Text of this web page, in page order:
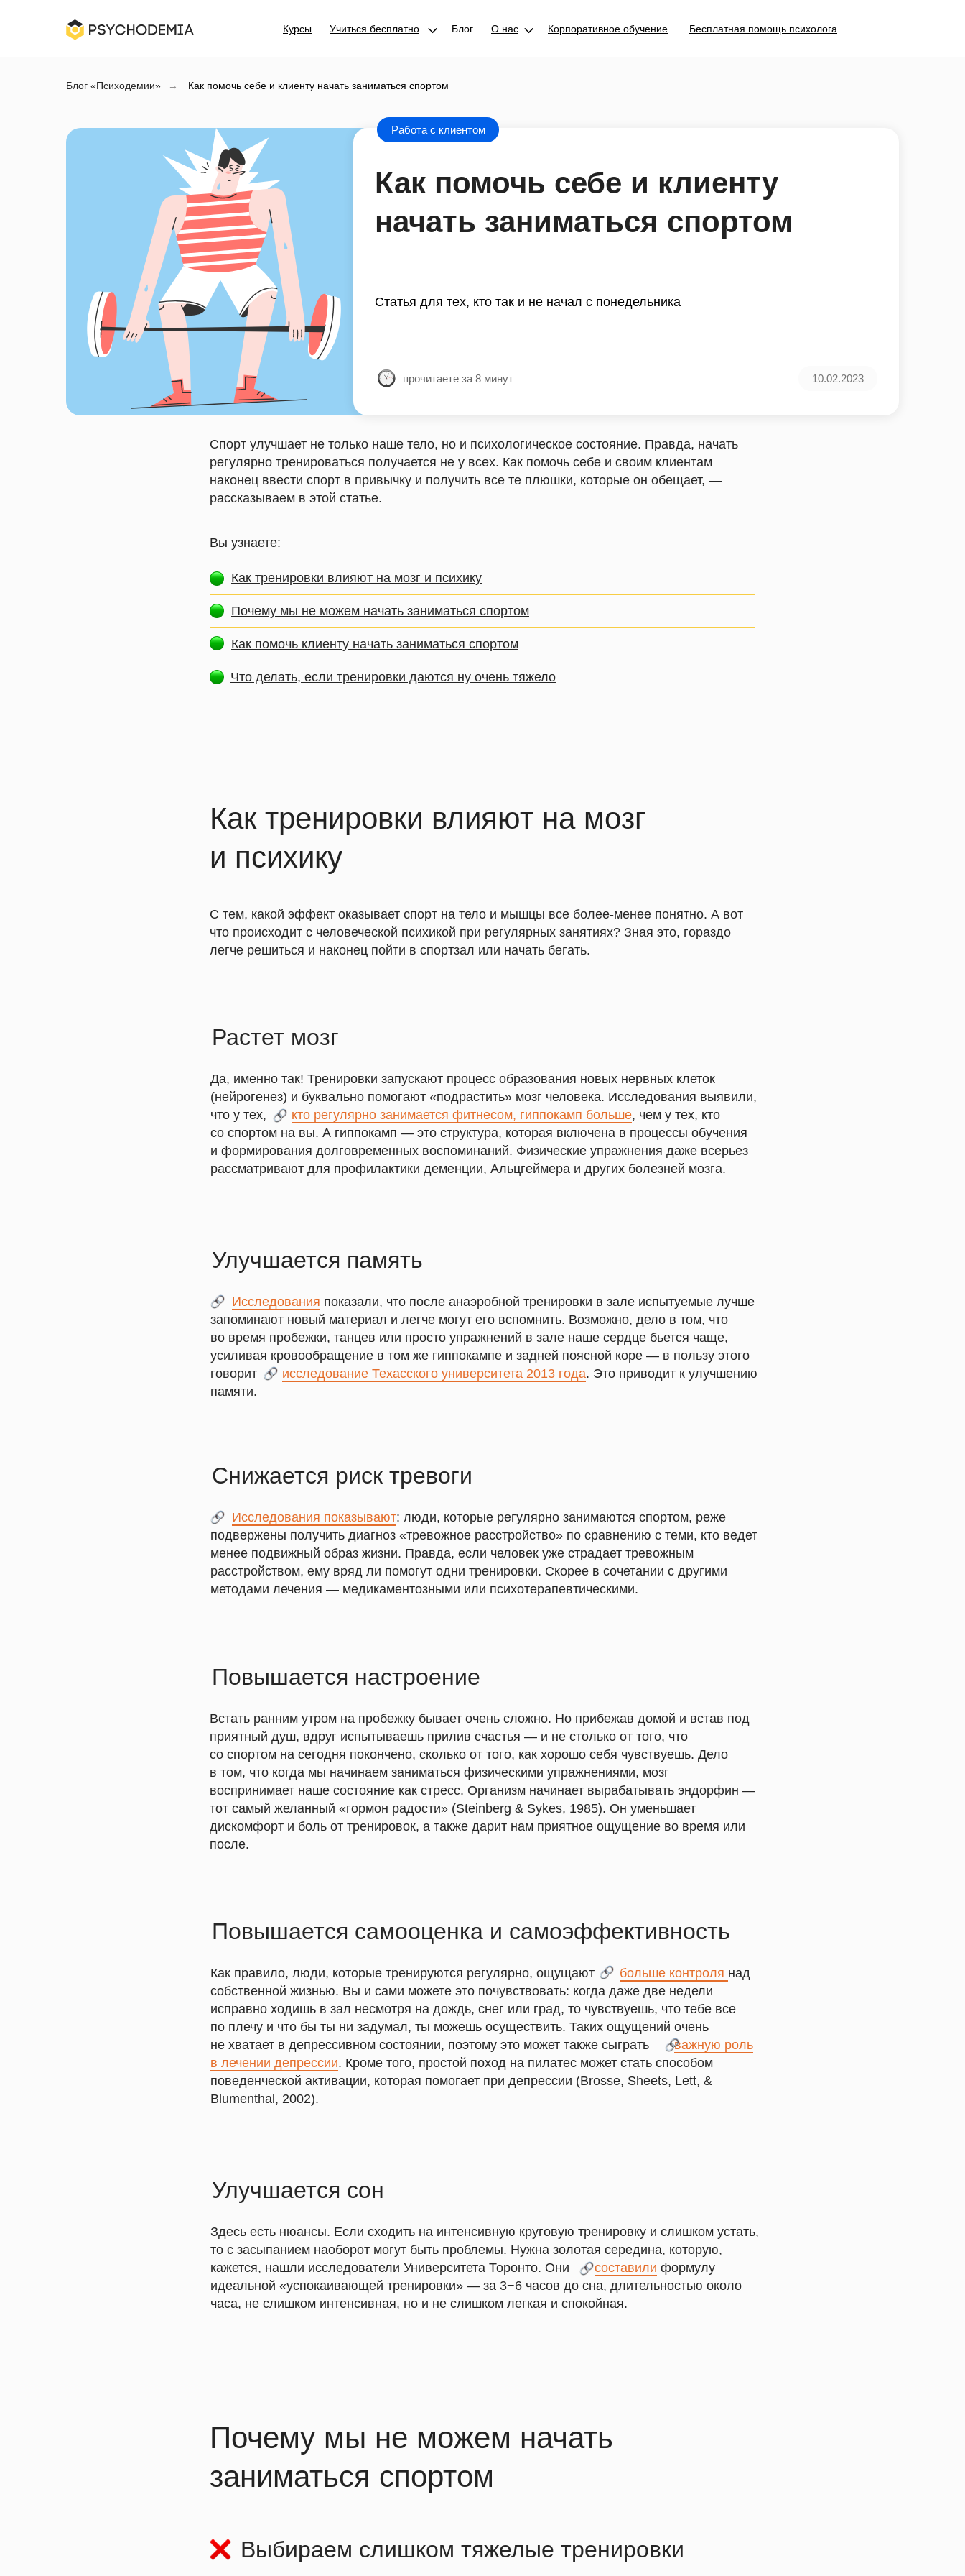
О нас
Курсы Учиться бесплатно Бесплатная помощь психолога
Блог Корпоративное обучение
Блог «Психодемии» → Как помочь себе и клиенту начать заниматься спортом
прочитаете за 8 минут
Как помочь себе и клиенту
начать заниматься спортом
10.02.2023
Статья для тех, кто так и не начал с понедельника
Работа с клиентом
Спорт улучшает не только наше тело, но и психологическое состояние. Правда, начать
регулярно тренироваться получается не у всех. Как помочь себе и своим клиентам
наконец ввести спорт в привычку и получить все те плюшки, которые он обещает, —
рассказываем в этой статье.
Как помочь клиенту начать заниматься спортом
Как тренировки влияют на мозг и психику
Вы узнаете:
Почему мы не можем начать заниматься спортом
Что делать, если тренировки даются ну очень тяжело
Как тренировки влияют на мозг
и психику
С тем, какой эффект оказывает спорт на тело и мышцы все более-менее понятно. А вот
что происходит с человеческой психикой при регулярных занятиях? Зная это, гораздо
легче решиться и наконец пойти в спортзал или начать бегать.
Растет мозг
Да, именно так! Тренировки запускают процесс образования новых нервных клеток
(нейрогенез) и буквально помогают «подрастить» мозг человека. Исследования выявили,
что у тех, ___ кто регулярно занимается фитнесом, гиппокамп больше, чем у тех, кто
со спортом на вы. А гиппокамп — это структура, которая включена в процессы обучения
и формирования долговременных воспоминаний. Физические упражнения даже всерьез
рассматривают для профилактики деменции, Альцгеймера и других болезней мозга.
Улучшается память
___ Исследования показали, что после анаэробной тренировки в зале испытуемые лучше
запоминают новый материал и легче могут его вспомнить. Возможно, дело в том, что
во время пробежки, танцев или просто упражнений в зале наше сердце бьется чаще,
усиливая кровообращение в том же гиппокампе и задней поясной коре — в пользу этого
говорит ___ исследование Техасского университета 2013 года. Это приводит к улучшению
памяти.
Снижается риск тревоги
___ Исследования показывают: люди, которые регулярно занимаются спортом, реже
подвержены получить диагноз «тревожное расстройство» по сравнению с теми, кто ведет
менее подвижный образ жизни. Правда, если человек уже страдает тревожным
расстройством, ему вряд ли помогут одни тренировки. Скорее в сочетании с другими
методами лечения — медикаментозными или психотерапевтическими.
Повышается настроение
Встать ранним утром на пробежку бывает очень сложно. Но прибежав домой и встав под
приятный душ, вдруг испытываешь прилив счастья — и не столько от того, что
со спортом на сегодня покончено, сколько от того, как хорошо себя чувствуешь. Дело
в том, что когда мы начинаем заниматься физическими упражнениями, мозг
воспринимает наше состояние как стресс. Организм начинает вырабатывать эндорфин —
тот самый желанный «гормон радости» (Steinberg & Sykes, 1985). Он уменьшает
дискомфорт и боль от тренировок, а также дарит нам приятное ощущение во время или
после.
Повышается самооценка и самоэффективность
Как правило, люди, которые тренируются регулярно, ощущают ___ больше контроля над
собственной жизнью. Вы и сами можете это почувствовать: когда даже две недели
исправно ходишь в зал несмотря на дождь, снег или град, то чувствуешь, что тебе все
по плечу и что бы ты ни задумал, ты можешь осуществить. Таких ощущений очень
не хватает в депрессивном состоянии, поэтому это может также сыграть
___важную роль
в лечении депрессии. Кроме того, простой поход на пилатес может стать способом
поведенческой активации, которая помогает при депрессии (Brosse, Sheets, Lett, &
Blumenthal, 2002).
Улучшается сон
Здесь есть нюансы. Если сходить на интенсивную круговую тренировку и слишком устать,
то с засыпанием наоборот могут быть проблемы. Нужна золотая середина, которую,
кажется, нашли исследователи Университета Торонто. Они
___составили формулу
идеальной «успокаивающей тренировки» — за 3−6 часов до сна, длительностью около
часа, не слишком интенсивная, но и не слишком легкая и спокойная.
Почему мы не можем начать
заниматься спортом
Выбираем слишком тяжелые тренировки